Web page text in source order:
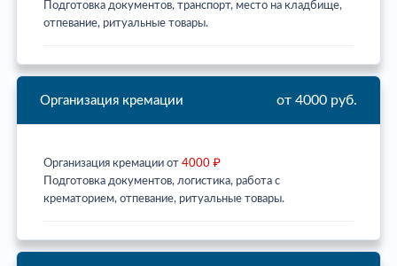
Подготовка документов, транспорт, место на кладбище,
отпевание, ритуальные товары.
Организация кремации от 4000 руб.
Организация кремации от 4000 ₽
Подготовка документов, логистика, работа с
крематорием, отпевание, ритуальные товары.